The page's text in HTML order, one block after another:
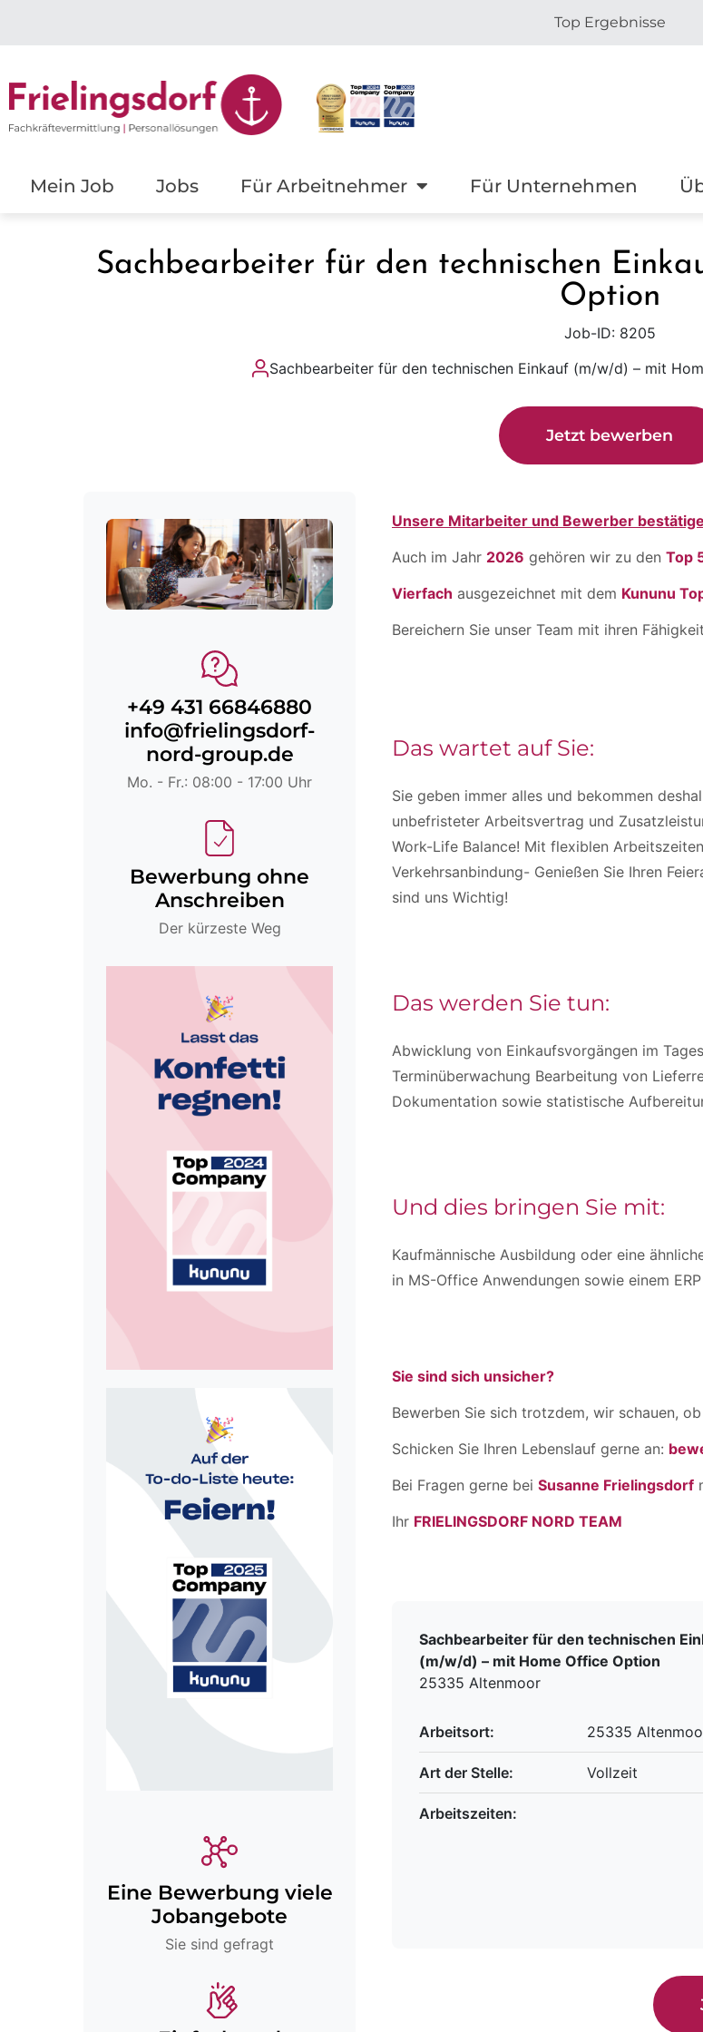
Top Ergebnisse
Mein Job Jobs Für Arbeitnehmer Für Unternehmen
Sachbearbeiter für den technischen
Option
Job-ID: 8205
Sachbearbeiter für den technischen Einkauf (m/w/d) – mit
Jetzt bewerben
+49 431 66846880
info@frielingsdorf-
nord-group.de
Mo. - Fr.: 08:00 - 17:00 Uhr
Bewerbung ohne
Anschreiben
Der kürzeste Weg
Eine Bewerbung viele
Jobangebote
Sie sind gefragt
Unsere Mitarbeiter und Bewerber
Auch im Jahr 2026 gehören wir zu den Top
Vierfach ausgezeichnet mit dem Kununu
Bereichern Sie unser Team mit ihren
Das wartet auf Sie:
Sie geben immer alles und bekommen
unbefristeter Arbeitsvertrag und
Work-Life Balance! Mit flexiblen
Verkehrsanbindung- Genießen Sie Ihren
sind uns Wichtig!
Das werden Sie tun:
Abwicklung von Einkaufsvorgängen im
Terminüberwachung Bearbeitung von
Dokumentation sowie statistische
Und dies bringen Sie mit:
Kaufmännische Ausbildung oder eine
in MS-Office Anwendungen sowie einem
Sie sind sich unsicher?
Bewerben Sie sich trotzdem, wir schauen,
Schicken Sie Ihren Lebenslauf gerne an:
Bei Fragen gerne bei Susanne Frielingsdorf
Ihr FRIELINGSDORF NORD TEAM
Sachbearbeiter für den technischen
(m/w/d) – mit Home Office Option
25335 Altenmoor
Arbeitsort: 25335
Art der Stelle: Vollzeit
Arbeitszeiten: